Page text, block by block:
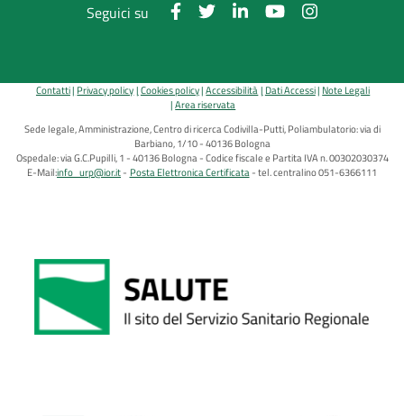
Seguici su
Contatti Privacy policy Cookies policy Accessibilità Dati Accessi Note Legali
Area riservata
Sede legale, Amministrazione, Centro di ricerca Codivilla-Putti, Poliambulatorio: via di
Barbiano, 1/10 - 40136 Bologna
Ospedale: via G.C.Pupilli, 1 - 40136 Bologna - Codice fiscale e Partita IVA n. 00302030374
E-Mail:info_urp@ior.it Posta Elettronica Certificata tel. centralino 051-6366111